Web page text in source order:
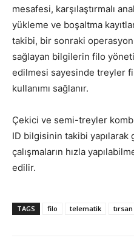
mesafesi, karşılaştırmalı
yükleme ve boşaltma
takibi, bir sonraki
sağlayan bilgilerin filo
edilmesi sayesinde treyler
kullanımı sağlanır.
Çekici ve semi-treyler
ID bilgisinin takibi
çalışmaların hızla
edilir.
TAGS filo telematik tırsan